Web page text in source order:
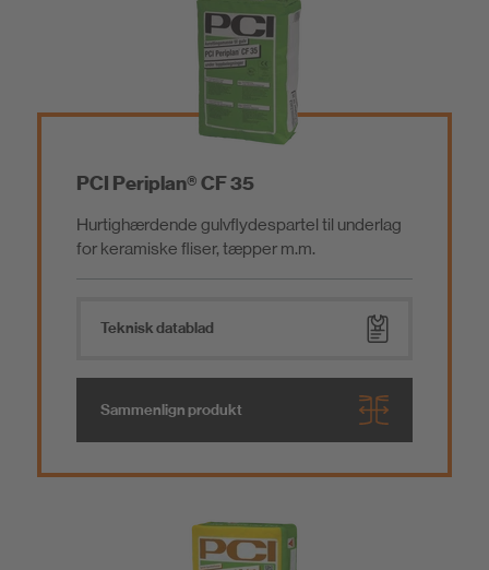
Bæredygtighed
Fliseklæbere / Natursten
Parket- og Gulvlægning
Betonreparation / Reparationsmørtel
Slidlagsmørtler/Understøbningsmørtler/Belægnin
ger
PCI Periplan® CF 35
Hurtighærdende gulvflydespartel til underlag
for keramiske fliser, tæpper m.m.
Teknisk datablad
Sammenlign produkt